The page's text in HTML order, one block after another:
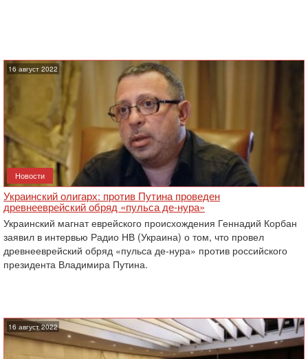
16 август 2022
Новости
Украинский олигарх: против Путина проведен
древнееврейский обряд «пульса де-нура»
Украинский магнат еврейского происхождения Геннадий Корбан
заявил в интервью Радио НВ (Украина) о том, что провел
древнееврейский обряд «пульса де-нура» против российского
президента Владимира Путина.
16 август 2022